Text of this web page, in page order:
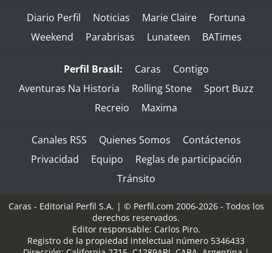
Diario Perfil Noticias Marie Claire
Fortuna
Weekend
Parabrisas Lunateen BATimes
Perfil Brasil: Caras
Contigo
Aventuras Na Historia
Rolling Stone
Sport Buzz
Recreio
Maxima
Canales RSS Quienes Somos
Contáctenos
Privacidad
Equipo
Reglas de participación
Tránsito
Caras - Editorial Perfil S.A. | © Perfil.com 2006-2026 - Todos los
derechos reservados.
Editor responsable: Carlos Piro.
Registro de la propiedad intelectual número 5346433